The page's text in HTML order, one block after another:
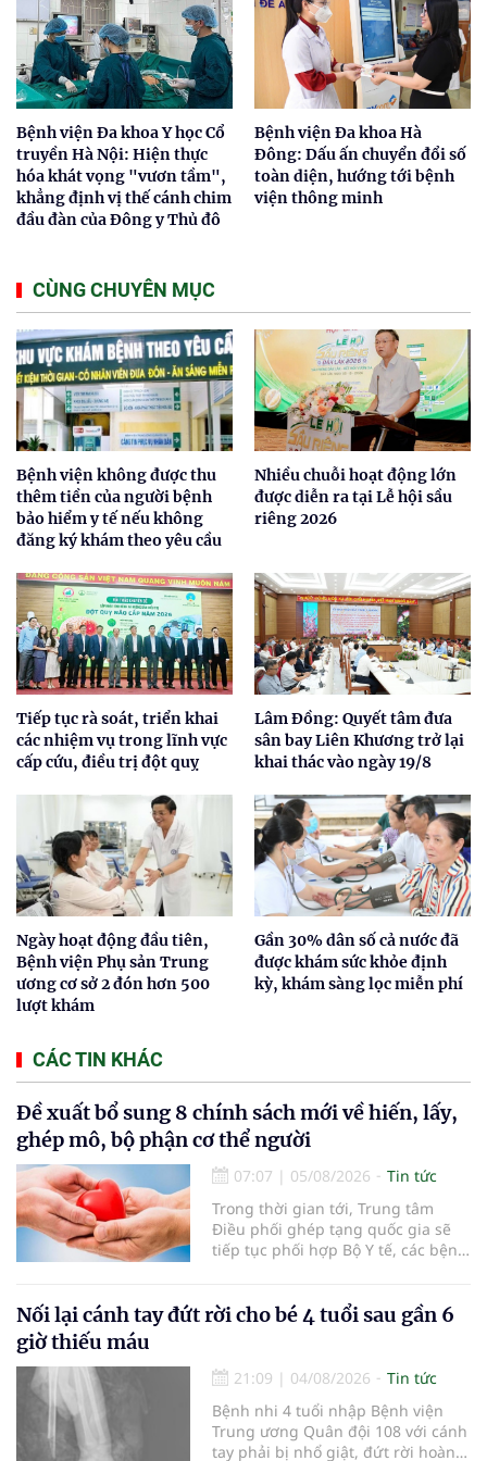
Bệnh viện Đa khoa Y học Cổ
truyền Hà Nội: Hiện thực
hóa khát vọng "vươn tầm",
khẳng định vị thế cánh chim
đầu đàn của Đông y Thủ đô
Bệnh viện Đa khoa Hà
Đông: Dấu ấn chuyển đổi số
toàn diện, hướng tới bệnh
viện thông minh
CÙNG CHUYÊN MỤC
Bệnh viện không được thu
thêm tiền của người bệnh
bảo hiểm y tế nếu không
đăng ký khám theo yêu cầu
Nhiều chuỗi hoạt động lớn
được diễn ra tại Lễ hội sầu
riêng 2026
Tiếp tục rà soát, triển khai
các nhiệm vụ trong lĩnh vực
cấp cứu, điều trị đột quỵ
Lâm Đồng: Quyết tâm đưa
sân bay Liên Khương trở lại
khai thác vào ngày 19/8
Ngày hoạt động đầu tiên,
Bệnh viện Phụ sản Trung
ương cơ sở 2 đón hơn 500
lượt khám
Gần 30% dân số cả nước đã
được khám sức khỏe định
kỳ, khám sàng lọc miễn phí
CÁC TIN KHÁC
Đề xuất bổ sung 8 chính sách mới về hiến, lấy,
ghép mô, bộ phận cơ thể người
07:07 | 05/08/2026
Tin tức
Trong thời gian tới, Trung tâm
Điều phối ghép tạng quốc gia sẽ
tiếp tục phối hợp Bộ Y tế, các bệnh
cường truyền thông, hoàn thiện
quy trình chuyên môn và hệ thống
hiến và ghép mô tạng.
Nối lại cánh tay đứt rời cho bé 4 tuổi sau gần 6
giờ thiếu máu
21:09 | 04/08/2026
Tin tức
Bệnh nhi 4 tuổi nhập Bệnh viện
Trung ương Quân đội 108 với cánh
tay phải bị nhổ giật, đứt rời hoàn